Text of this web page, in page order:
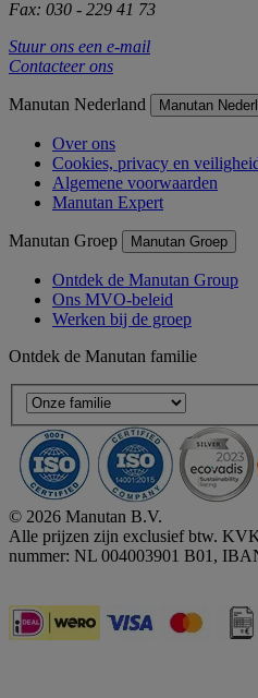
Fax: 030 - 229 41 73
Stuur ons een e-mail
Contacteer ons
Manutan Nederland Manutan
Over ons
Cookies, privacy en
Algemene voorwaarden
Manutan Expert
Manutan Groep Manutan Groep
Ontdek de Manutan Group
Ons MVO-beleid
Werken bij de groep
Ontdek de Manutan familie
© 2026 Manutan B.V.
Alle prijzen zijn exclusief btw.
nummer: NL 004003901 B01,